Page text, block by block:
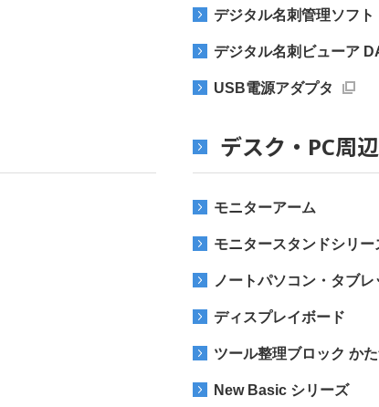
デジタル名刺管理ソフト
デジタル名刺ビューア
USB電源アダプタ
デスク・PC周
モニターアーム
モニタースタンドシリー
ノートパソコン・タブ
ディスプレイボード
ツール整理ブロック か
New Basic シリーズ